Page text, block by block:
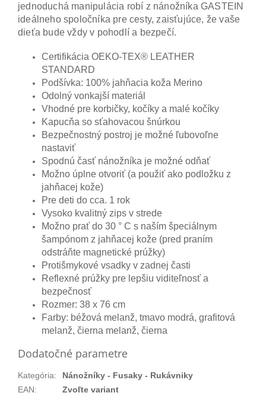
jednoduchá manipulácia robí z nánožníka GASTEIN
ideálneho spoločníka pre cesty, zaisťujúce, že vaše
dieťa bude vždy v pohodlí a bezpečí.
Certifikácia OEKO-TEX® LEATHER
STANDARD
Podšívka: 100% jahňacia koža Merino
Odolný vonkajší materiál
Vhodné pre korbičky, kočíky a malé kočíky
Kapucňa so sťahovacou šnúrkou
Bezpečnostný postroj je možné ľubovoľne
nastaviť
Spodnú časť nánožníka je možné odňať
Možno úplne otvoriť (a použiť ako podložku z
jahňacej kože)
Pre deti do cca. 1 rok
Vysoko kvalitný zips v strede
Možno prať do 30 ° C s naším špeciálnym
šampónom z jahňacej kože (pred praním
odstráňte magnetické prúžky)
Protišmykové vsadky v zadnej časti
Reflexné prúžky pre lepšiu viditeľnosť a
bezpečnosť
Rozmer: 38 x 76 cm
Farby: béžová melanž, tmavo modrá, grafitová
melanž, čierna melanž, čierna
Dodatočné parametre
Kategória:
Nánožníky - Fusaky - Rukávniky
EAN: Zvoľte variant